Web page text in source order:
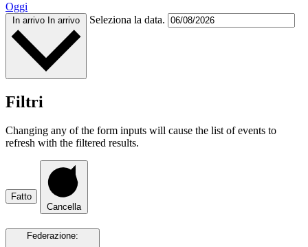
Oggi
In arrivo In arrivo Seleziona la data.
Filtri
Changing any of the form inputs will cause the list of events to
refresh with the filtered results.
Fatto
Cancella
Federazione: